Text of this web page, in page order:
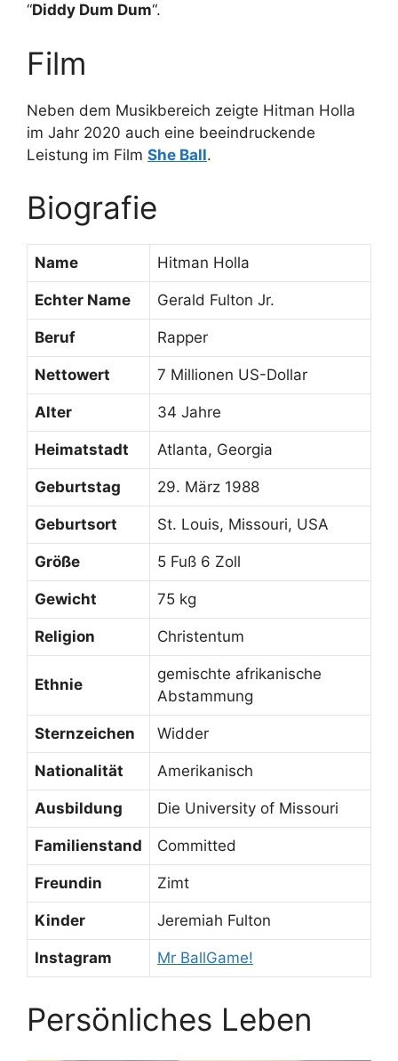
“Diddy Dum Dum“.
Film
Neben dem Musikbereich zeigte Hitman Holla
im Jahr 2020 auch eine beeindruckende
Leistung im Film She Ball.
Biografie
Name Hitman Holla
Echter Name Gerald Fulton Jr.
Beruf Rapper
Nettowert 7 Millionen US-Dollar
Alter 34 Jahre
Heimatstadt Atlanta, Georgia
Geburtstag 29. März 1988
Geburtsort St. Louis, Missouri, USA
Größe 5 Fuß 6 Zoll
Gewicht 75 kg
Religion Christentum
Ethnie
gemischte afrikanische
Abstammung
Sternzeichen Widder
Nationalität Amerikanisch
Ausbildung Die University of Missouri
Familienstand Committed
Freundin Zimt
Kinder Jeremiah Fulton
Instagram Mr BallGame!
Persönliches Leben